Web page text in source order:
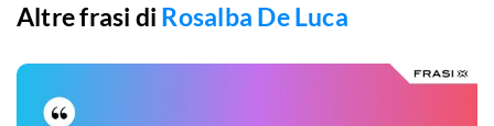
Altre frasi di Rosalba De Luca